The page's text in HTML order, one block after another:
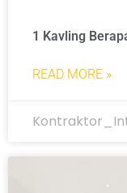
1 Kavling
READ MORE »